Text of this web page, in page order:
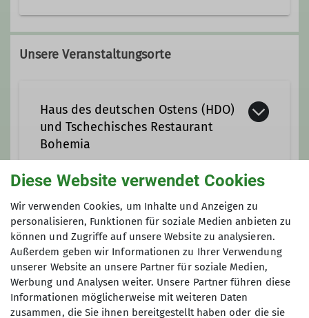
cornelius.chucholowski@dav-
koenigsberg.de
Ämter
1. Vorsitz
Unsere Veranstaltungsorte
Haus des deutschen Ostens (HDO)
und Tschechisches Restaurant
Bohemia
Am Lilienberg 5
81669 München
Maximale Teilnehmeranzahl
50
Diese Website verwendet Cookies
Wir verwenden Cookies, um Inhalte und Anzeigen zu
personalisieren, Funktionen für soziale Medien anbieten zu
können und Zugriffe auf unsere Website zu analysieren.
Außerdem geben wir Informationen zu Ihrer Verwendung
unserer Website an unsere Partner für soziale Medien,
Werbung und Analysen weiter. Unsere Partner führen diese
Informationen möglicherweise mit weiteren Daten
zusammen, die Sie ihnen bereitgestellt haben oder die sie